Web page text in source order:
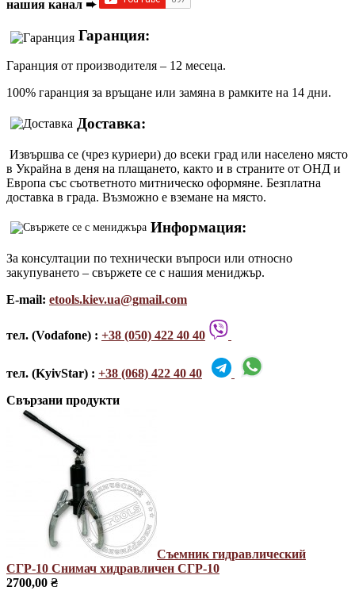
нашия канал ➨
Гаранция:
Гаранция от производителя – 12 месеца.
100% гаранция за връщане или замяна в рамките на 14 дни.
Доставка:
Извършва се (чрез куриери) до всеки град или населено място
в Украйна в деня на плащането, както и в страните от ОНД и
Европа със съответното митническо оформяне. Безплатна
доставка в града. Възможно е вземане на място.
Информация:
За консултации по технически въпроси или относно
закупуването – свържете се с нашия мениджър.
E-mail: etools.kiev.ua@gmail.com
тел. (Vodafone) : +38 (050) 422 40 40
тел. (KyivStar) : +38 (068) 422 40 40
Свързани продукти
Съемник гидравлический
СГР-10 Снимач хидравличен СГР-10
2700,00 ₴